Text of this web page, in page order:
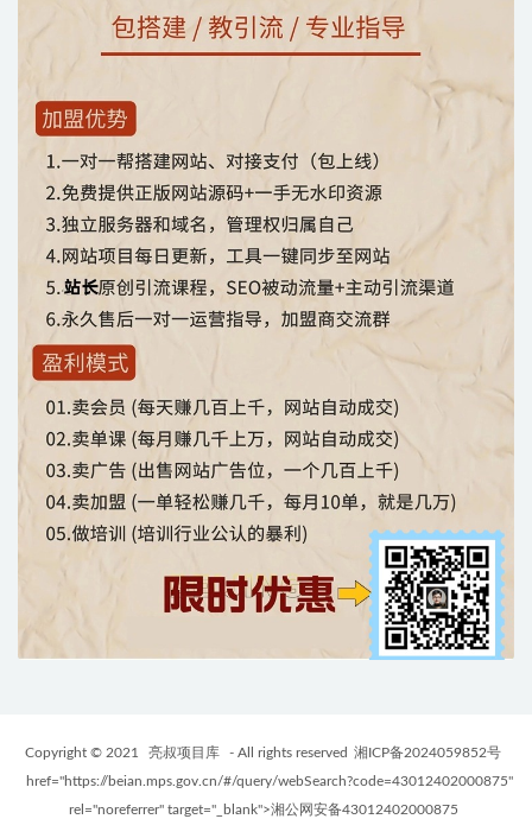
Copyright © 2021 亮叔项目库 - All rights reserved 湘ICP备2024059852号
href="https://beian.mps.gov.cn/#/query/webSearch?code=43012402000875"
rel="noreferrer" target="_blank">湘公网安备43012402000875